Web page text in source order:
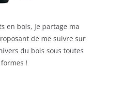
en bois, je partage ma
de me suivre sur
du bois sous toutes
!